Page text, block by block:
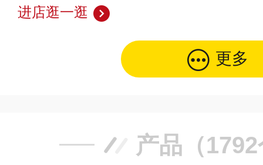
进店逛一逛
更多
产品（